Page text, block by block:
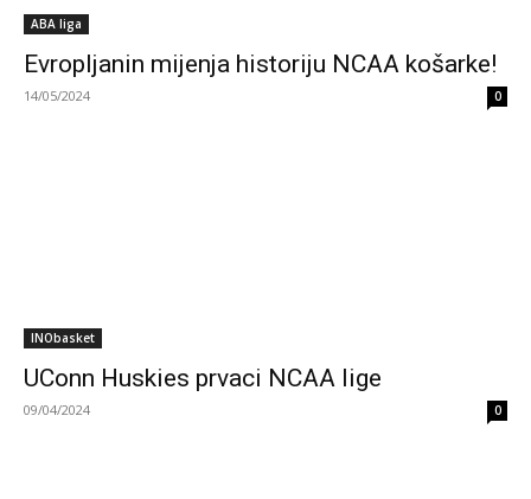
ABA liga
Evropljanin mijenja historiju NCAA košarke!
14/05/2024 0
INObasket
UConn Huskies prvaci NCAA lige
09/04/2024 0